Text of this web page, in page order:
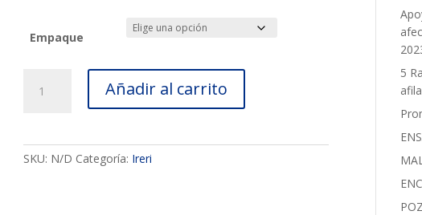
Empaque
Ireri
cantidad
Añadir al carrito
SKU: N/D Categoría: Ireri
5